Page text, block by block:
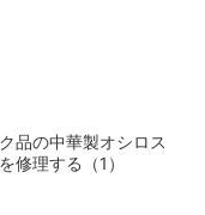
品の中華製オシロス
修理する（1）